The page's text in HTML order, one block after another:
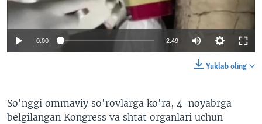
VIDEO
XABARLAR SURATLARDA
ODNOKLASSNIKI
TELEGRAM
TWITTER
0:00 2:49
Yuklab oling
So'nggi ommaviy so'rovlarga ko'ra, 4-noyabrga
belgilangan Kongress va shtat organlari uchun